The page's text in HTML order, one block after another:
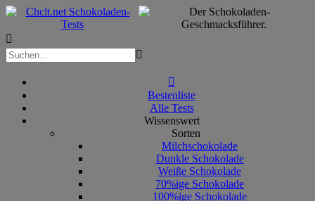



Bestenliste
Alle Tests
Wissenswert
Sorten
Milchschokolade
Dunkle Schokolade
Weiße Schokolade
70%ige Schokolade
100%ige Schokolade